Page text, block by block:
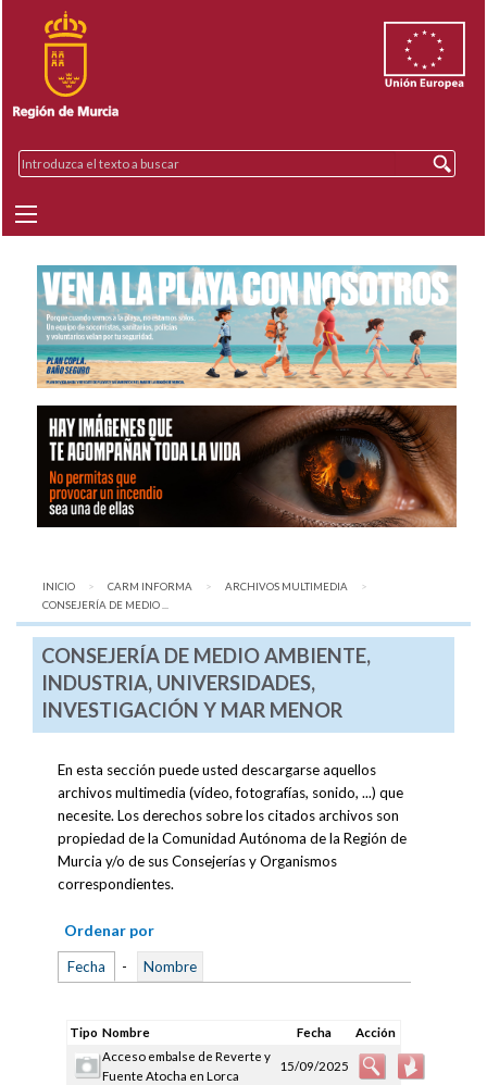
INICIO CARM INFORMA
ARCHIVOS MULTIMEDIA
AQUÍ:
CONSEJERÍA DE MEDIO ...
CONSEJERÍA DE MEDIO AMBIENTE,
INDUSTRIA, UNIVERSIDADES,
INVESTIGACIÓN Y MAR MENOR
En esta sección puede usted descargarse aquellos
archivos multimedia (vídeo, fotografías, sonido, ...) que
necesite. Los derechos sobre los citados archivos son
propiedad de la Comunidad Autónoma de la Región de
Murcia y/o de sus Consejerías y Organismos
correspondientes.
Ordenar por
Fecha - Nombre
Tipo Nombre Fecha
Acción
Acceso embalse de Reverte y
Fuente Atocha en Lorca
15/09/2025